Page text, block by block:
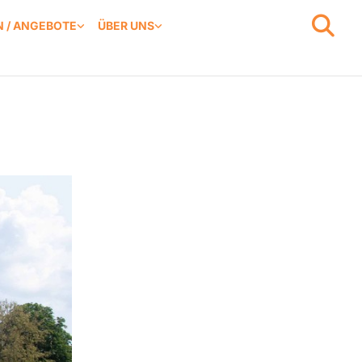
/ ANGEBOTE ÜBER UNS